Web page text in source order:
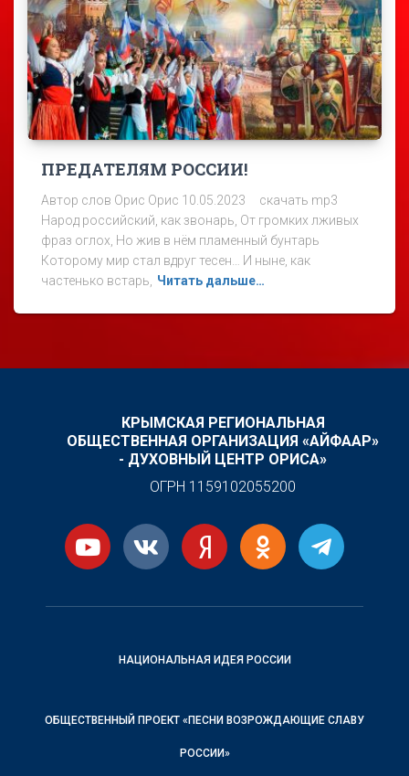
ПРЕДАТЕЛЯМ РОССИИ!
Автор слов Орис Орис 10.05.2023 скачать mp3
Народ российский, как звонарь, От громких лживых
фраз оглох, Но жив в нём пламенный бунтарь
Которому мир стал вдруг тесен… И ныне, как
частенько встарь,
Читать дальше…
КРЫМСКАЯ РЕГИОНАЛЬНАЯ
ОБЩЕСТВЕННАЯ ОРГАНИЗАЦИЯ «АЙФААР»
- ДУХОВНЫЙ ЦЕНТР ОРИСА»
ОГРН 1159102055200
НАЦИОНАЛЬНАЯ ИДЕЯ РОССИИ
ОБЩЕСТВЕННЫЙ ПРОЕКТ «ПЕСНИ ВОЗРОЖДАЮЩИЕ СЛАВУ
РОССИИ»